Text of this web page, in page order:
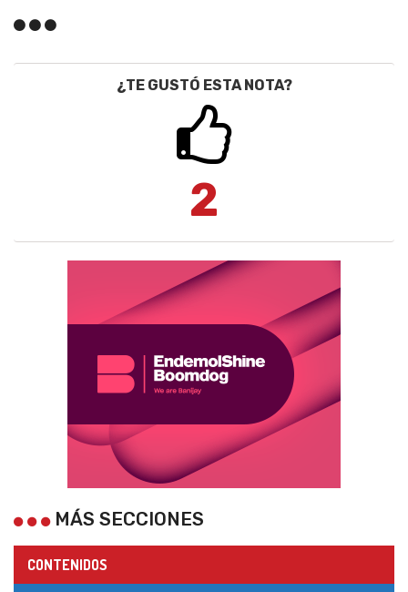
¿TE GUSTÓ ESTA NOTA?
2
MÁS SECCIONES
CONTENIDOS